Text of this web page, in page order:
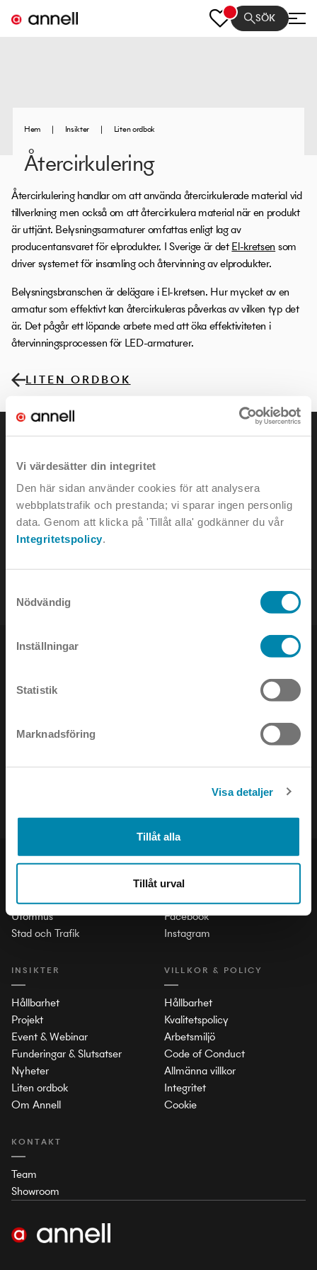
Vi värdesätter din integritet
Den här sidan använder cookies för att analysera
webbplatstrafik och prestanda; vi sparar ingen personlig
data. Genom att klicka på 'Tillåt alla' godkänner du vår
Integritetspolicy.
Nödvändig
Inställningar
Statistik
Marknadsföring
Visa detaljer
Tillåt alla
Tillåt urval
SÖK
Hem | Insikter | Liten ordbok
Återcirkulering
Återcirkulering handlar om att använda återcirkulerade material vid
tillverkning men också om att återcirkulera material när en produkt
är uttjänt. Belysningsarmaturer omfattas enligt lag av
producentansvaret för elprodukter. I Sverige är detEl-kretsen som
driver systemet för insamling och återvinning av elprodukter.
Belysningsbranschen är delägare i El-kretsen. Hur mycket av en
armatur som effektivt kan återcirkuleras påverkas av vilken typ det
är. Det pågår ett löpande arbete med att öka effektiviteten i
återvinningsprocessen för LED-armaturer.
LITEN ORDBOK
KONTAKTA OSS
e-mail:info@annell.se
tel:08-442 90 00
PRODUKTER
Inomhus
Utomhus
Stad och Trafik
INSIKTER
Hållbarhet
Projekt
Event & Webinar
Funderingar & Slutsatser
Nyheter
Liten ordbok
Om Annell
KONTAKT
Team
Showroom
SOCIAL
LinkedIn
Facebook
Instagram
VILLKOR & POLICY
Hållbarhet
Kvalitetspolicy
Arbetsmiljö
Code of Conduct
Allmänna villkor
Integritet
Cookie